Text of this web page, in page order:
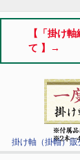
【「掛け
て 】→
掛け軸（掛軸）